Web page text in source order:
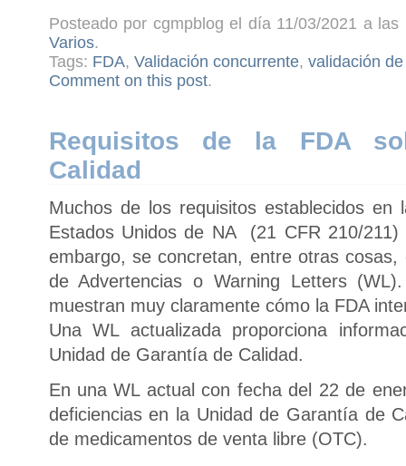
Posteado por cgmpblog el día 11/03/2021 a
Varios.
Tags: FDA, Validación concurrente, validación
Comment on this post.
Requisitos de la FDA
Calidad
Muchos de los requisitos establecidos en
Estados Unidos de NA (21 CFR 210/
embargo, se concretan, entre otras
de Advertencias o Warning Letters
muestran muy claramente cómo la FDA
Una WL actualizada proporciona
Unidad de Garantía de Calidad.
En una WL actual con fecha del 22 de
deficiencias en la Unidad de Garantía de
de medicamentos de venta libre (OTC).